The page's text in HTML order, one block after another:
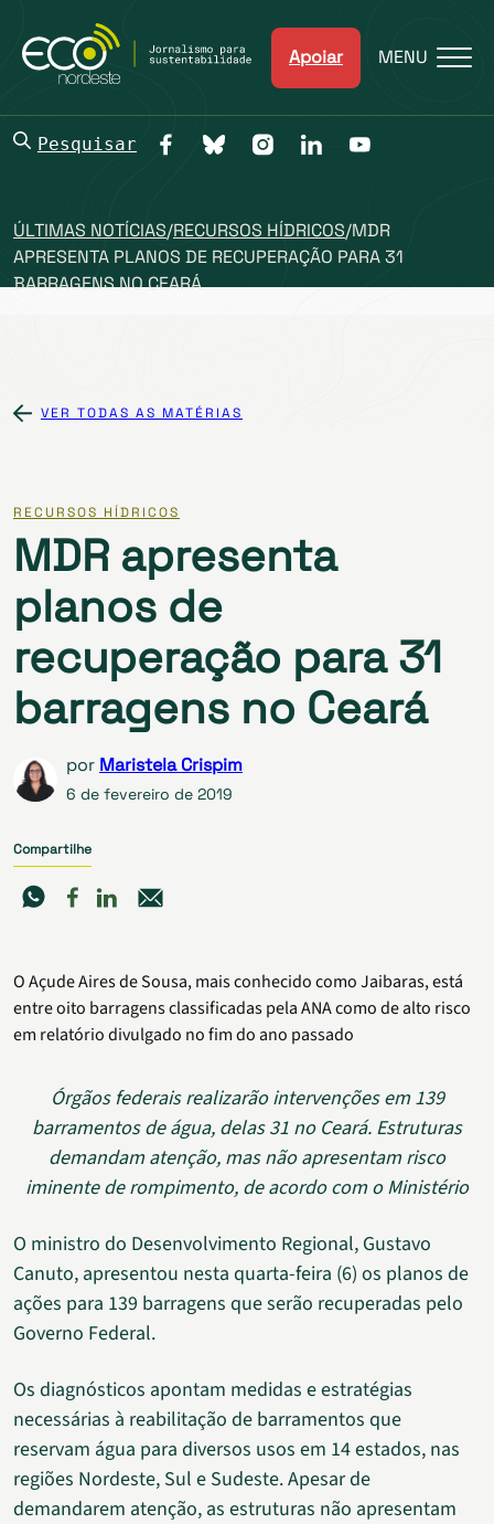
Apoiar MENU
Pesquisar
ÚLTIMAS NOTÍCIAS/RECURSOS HÍDRICOS/MDR
APRESENTA PLANOS DE RECUPERAÇÃO PARA 31
BARRAGENS NO CEARÁ
VER TODAS AS MATÉRIAS
RECURSOS HÍDRICOS
MDR apresenta
planos de
recuperação para 31
barragens no Ceará
por Maristela Crispim
6 de fevereiro de 2019
Compartilhe
O Açude Aires de Sousa, mais conhecido como Jaibaras, está
entre oito barragens classificadas pela ANA como de alto risco
em relatório divulgado no fim do ano passado
Órgãos federais realizarão intervenções em 139
barramentos de água, delas 31 no Ceará. Estruturas
demandam atenção, mas não apresentam risco
iminente de rompimento, de acordo com o Ministério
O ministro do Desenvolvimento Regional, Gustavo
Canuto, apresentou nesta quarta-feira (6) os planos de
ações para 139 barragens que serão recuperadas pelo
Governo Federal.
Os diagnósticos apontam medidas e estratégias
necessárias à reabilitação de barramentos que
reservam água para diversos usos em 14 estados, nas
regiões Nordeste, Sul e Sudeste. Apesar de
demandarem atenção, as estruturas não apresentam